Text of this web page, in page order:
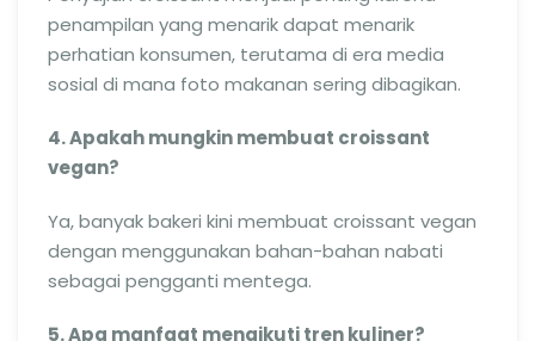
penampilan yang menarik dapat menarik
perhatian konsumen, terutama di era media
sosial di mana foto makanan sering dibagikan.
4. Apakah mungkin membuat croissant
vegan?
Ya, banyak bakeri kini membuat croissant vegan
dengan menggunakan bahan-bahan nabati
sebagai pengganti mentega.
5. Apa manfaat mengikuti tren kuliner?